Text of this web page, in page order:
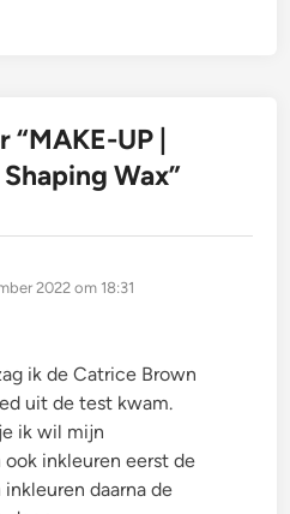
“MAKE-UP |
Wax”
2022 om 18:31
ik de Catrice Brown
uit de test kwam.
ik wil mijn
inkleuren eerst de
daarna de